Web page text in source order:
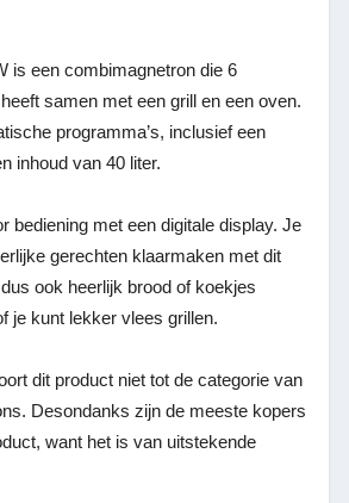
is een combimagnetron die 6
samen met een grill en een oven.
programma’s, inclusief een
inhoud van 40 liter.
bediening met een digitale display. Je
gerechten klaarmaken met dit
ook heerlijk brood of koekjes
je kunt lekker vlees grillen.
dit product niet tot de categorie van
Desondanks zijn de meeste kopers
want het is van uitstekende